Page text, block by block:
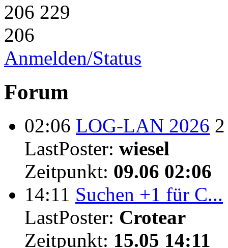
206 229
206
Anmelden/Status
Forum
02:06 LOG-LAN 2026 2
LastPoster: wiesel
Zeitpunkt: 09.06 02:06
14:11 Suchen +1 für C...
LastPoster: Crotear
Zeitpunkt: 15.05 14:11